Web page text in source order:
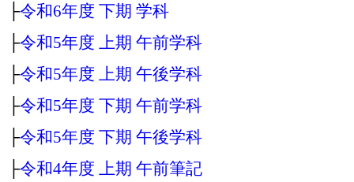
├令和6年度 下期 学科
├令和5年度 上期 午前学科
├令和5年度 上期 午後学科
├令和5年度 下期 午前学科
├令和5年度 下期 午後学科
├令和4年度 上期 午前筆記